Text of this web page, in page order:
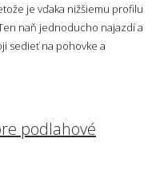
je vďaka nižšiemu profilu
naň jednoducho najazdí a
sedieť na pohovke a
podlahové